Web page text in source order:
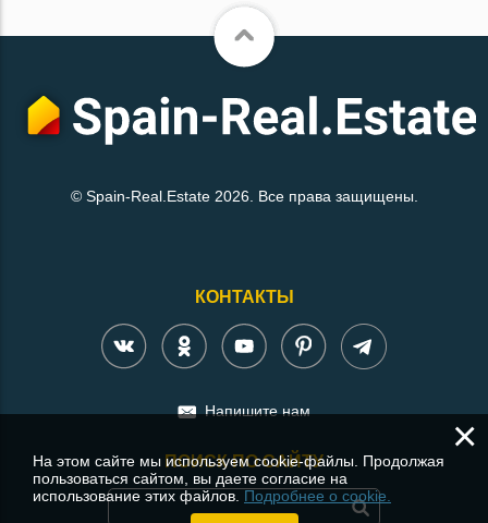
© Spain-Real.Estate 2026. Все права защищены.
КОНТАКТЫ
Напишите нам
ПОИСК ПО САЙТУ
×
На этом сайте мы используем cookie-файлы. Продолжая
пользоваться сайтом, вы даете согласие на
использование этих файлов. Подробнее о cookie.